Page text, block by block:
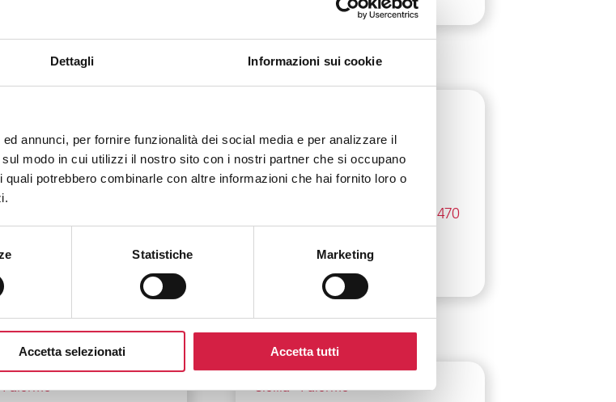
Dettagli Informazioni sui cookie
annunci, per fornire funzionalità dei social media e per analizzare il
modo in cui utilizzi il nostro sito con i nostri partner che si occupano
potrebbero combinarle con altre informazioni che hai fornito loro o
Statistiche Marketing
Accetta selezionati Accetta tutti
Cura La
Casa di cura Serena
S.P.A.
Via Della Regione Siciliana, 1470
Palermo Sicilia-Palermo